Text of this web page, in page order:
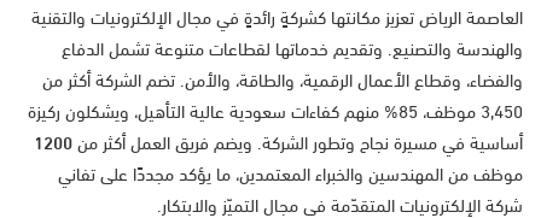
العاصمة الرياض تعزيز مكانتها كشركةٍ رائدةٍ في مجال الإلكترونيات والتقنية
والهندسة والتصنيع. وتقديم خدماتها لقطاعات متنوعة تشمل الدفاع
والفضاء، وقطاع الأعمال الرقمية، والطاقة، والأمن. تضم الشركة أكثر من
3,450 موظف، 85% منهم كفاءات سعودية عالية التأهيل، ويشكلون ركيزة
أساسية في مسيرة نجاح وتطور الشركة. ويضم فريق العمل أكثر من 1200
موظف من المهندسين والخبراء المعتمدين، ما يؤكد مجددًا على تفاني
شركة الإلكترونيات المتقدّمة في مجال التميّز والابتكار.